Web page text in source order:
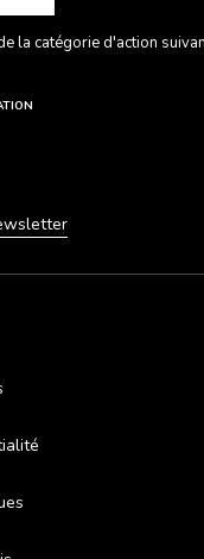
la catégorie d'action